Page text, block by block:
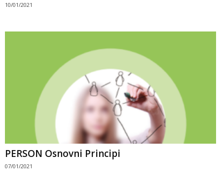
10/01/2021
PERSON Osnovni Principi
07/01/2021